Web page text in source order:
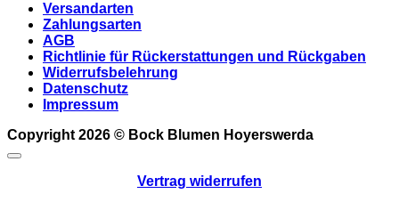
Versandarten
Zahlungsarten
AGB
Richtlinie für Rückerstattungen und Rückgaben
Widerrufsbelehrung
Datenschutz
Impressum
Copyright 2026 © Bock Blumen Hoyerswerda
Vertrag widerrufen